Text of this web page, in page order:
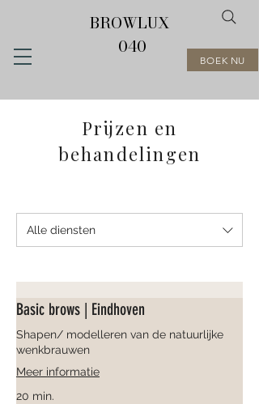
BROWLUX
040
BOEK NU
Prijzen en
behandelingen
Alle diensten
Basic brows | Eindhoven
Shapen/ modelleren van de natuurlijke
wenkbrauwen
Meer informatie
20 min.